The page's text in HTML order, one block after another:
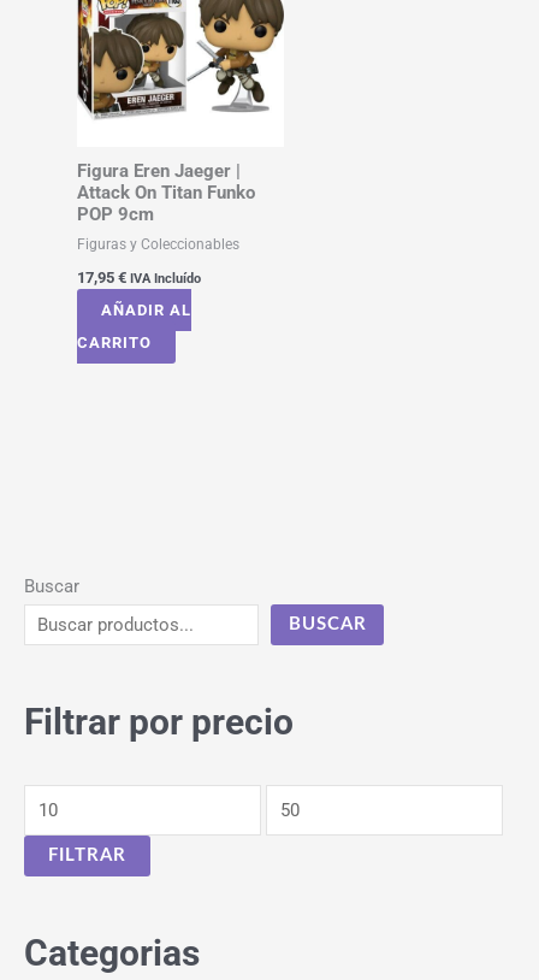
Buscar
BUSCAR
Filtrar por precio
FILTRAR
Categorias
Figura Eren Jaeger |
Attack On Titan Funko
POP 9cm
Figuras y Coleccionables
17,95 € IVA Incluído
AÑADIR AL
CARRITO